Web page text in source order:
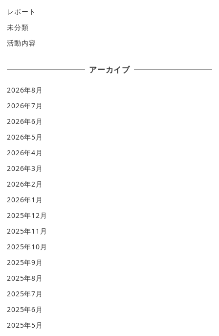
レポート
未分類
活動内容
アーカイブ
2026年8月
2026年7月
2026年6月
2026年5月
2026年4月
2026年3月
2026年2月
2026年1月
2025年12月
2025年11月
2025年10月
2025年9月
2025年8月
2025年7月
2025年6月
2025年5月